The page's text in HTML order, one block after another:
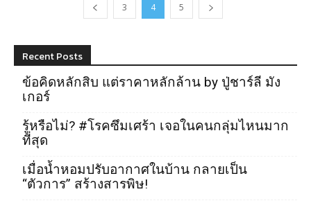
3 4 5
Recent Posts
ข้อคิดหลักสิบ แต่ราคาหลักล้าน by ปู่ชาร์ลี มัง
เกอร์
รู้หรือไม่? #โรคซึมเศร้า เจอในคนกลุ่มไหนมาก
ที่สุด
เมื่อน้ำหอมปรับอากาศในบ้าน กลายเป็น
“ตัวการ” สร้างสารพิษ!